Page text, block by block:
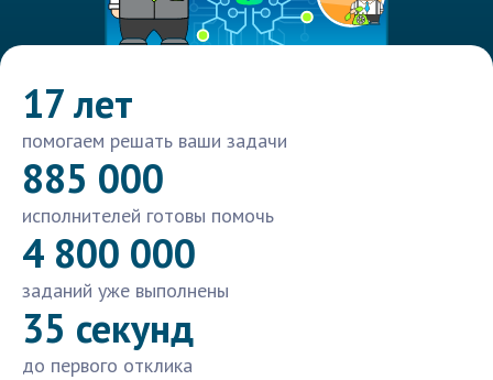
17 лет
помогаем решать ваши задачи
885 000
исполнителей готовы помочь
4 800 000
заданий уже выполнены
35 секунд
до первого отклика